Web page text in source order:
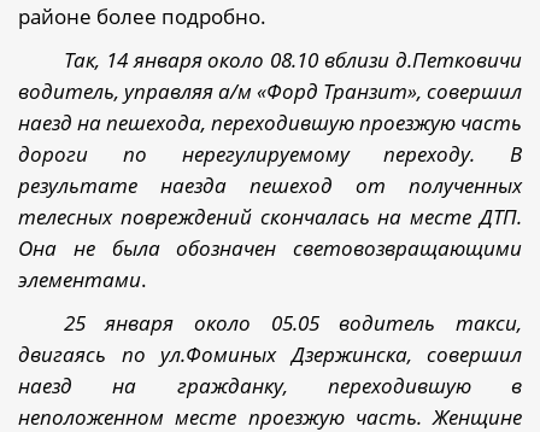
районе более подробно.
Так, 14 января около 08.10 вблизи д.Петковичи
водитель, управляя а/м «Форд Транзит», совершил
наезд на пешехода, переходившую проезжую часть
дороги по нерегулируемому переходу. В
результате наезда пешеход от полученных
телесных повреждений скончалась на месте ДТП.
Она не была обозначен световозвращающими
элементами.
25 января около 05.05 водитель такси,
двигаясь по ул.Фоминых Дзержинска, совершил
наезд на гражданку, переходившую в
неположенном месте проезжую часть. Женщине